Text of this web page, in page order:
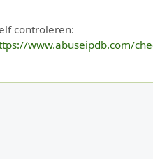
controleren:
www.abuseipdb.com/